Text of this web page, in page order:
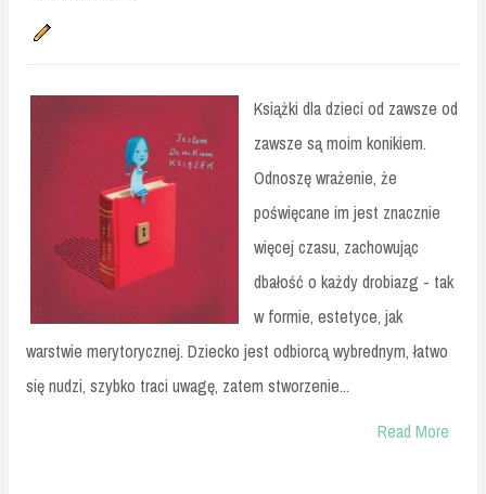
Książki dla dzieci od zawsze od
zawsze są moim konikiem.
Odnoszę wrażenie, że
poświęcane im jest znacznie
więcej czasu, zachowując
dbałość o każdy drobiazg - tak
w formie, estetyce, jak
warstwie merytorycznej. Dziecko jest odbiorcą wybrednym, łatwo
się nudzi, szybko traci uwagę, zatem stworzenie...
Read More